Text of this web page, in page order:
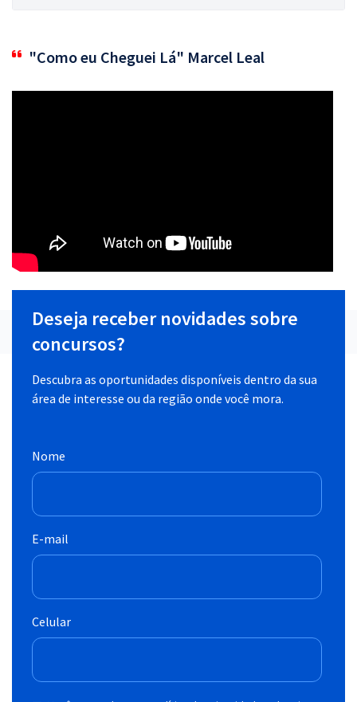
"Como eu Cheguei Lá" Marcel Leal
Deseja receber novidades sobre
concursos?
Descubra as oportunidades disponíveis dentro da sua
área de interesse ou da região onde você mora.
Nome
E-mail
Celular